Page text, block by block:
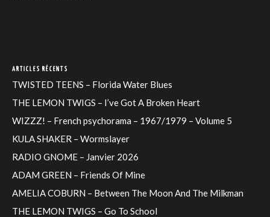
ARTICLES RÉCENTS
TWISTED TEENS – Florida Water Blues
THE LEMON TWIGS – I’ve Got A Broken Heart
WIZZZ! – French psychorama – 1967/1979 – Volume 5
KULA SHAKER – Wormslayer
RADIO GNOME – Janvier 2026
ADAM GREEN – Friends Of Mine
AMELIA COBURN – Between The Moon And The Milkman
THE LEMON TWIGS – Go To School